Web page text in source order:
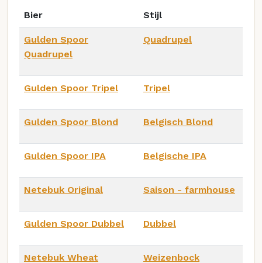
Bier Stijl
Gulden Spoor
Quadrupel
Quadrupel
Gulden Spoor Tripel Tripel
Gulden Spoor Blond Belgisch Blond
Gulden Spoor IPA Belgische IPA
Netebuk Original Saison - farmhouse
Gulden Spoor Dubbel Dubbel
Netebuk Wheat Weizenbock